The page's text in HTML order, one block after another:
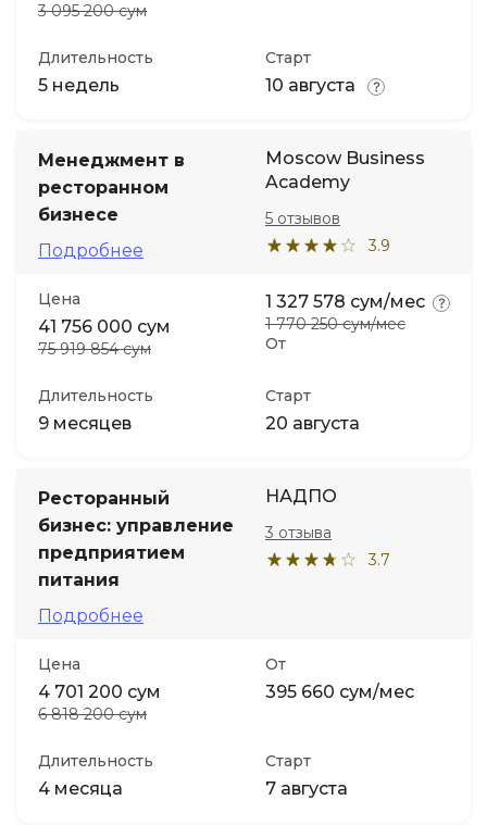
3 095 200 сум
Длительность
5 недель
Старт
10 августа
Менеджмент в
ресторанном
бизнесе
Подробнее
Moscow Business
Academy
3.9
5 отзывов
Цена
41 756 000 сум
75 919 854 сум От
1 327 578 сум/мес
1 770 250 сум/мес
Длительность
9 месяцев
Старт
20 августа
Ресторанный
бизнес: управление
предприятием
питания
Подробнее
НАДПО
3.7
3 отзыва
Цена
4 701 200 сум
6 818 200 сум
От
395 660 сум/мес
Длительность
4 месяца
Старт
7 августа